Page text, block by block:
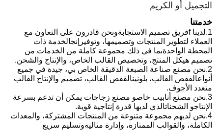
التجميل أو الكريم
خدمتنا
1. لدينا f فريق تصميم الاستجابةونحن قادرون على التعاون مع
العملاء لتطوير المنتجات وتصميمها، وتوفير إنجالخدمة ذات
المحطة الواحدةبما في ذلك مجموعة كاملة من الخدمات من
تصميم هيكل المنتج، وتخصيص القالب الخاص، والإنتاج والشحن.
2. نحن مصنع صناعة الصبغة الدقيقة الخاص بي، جيدة في جميع
أنواعالقفص القالب، بلونينالقفص القالب، تصميم والإنتاج القالب
متعدد الأجوف.
3. نحن مصنع أنابيب خاصو مصنع زجاجات يمكن أن تدعم بسرعة
الإنتاجو الشحناتالذي لديها قدرة إنتاجية قوية.
4. نحن لديهم مجموعة متنوعة من المنتجات المشتركة، والمعدات
الكاملة، والقوالب الممتازة، وإدارة مثاليةوتسليم سريع